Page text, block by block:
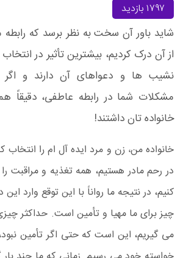
۱۷۹۷ بازدید
شاید باور آن سخت به نظر برسد که رابطه
از آن درک کردیم، بیشترین تأثیر در
نشیب ها و دعواهای آن دارند و اگر
مشکلات شما در رابطه عاطفی، دقیقاً
خانواده تان داشتند!
خانواده من، زن و مرد ایده آل ام را انتخاب
در رحم مادر هستیم، همه تغذیه و مراقبت
کنیم، در نتیجه ما رواناً با این توقع وارد
چیز برای ما مهیا و تأمین است. حداکثر
می گیریم، این است که حتی اگر تأمین